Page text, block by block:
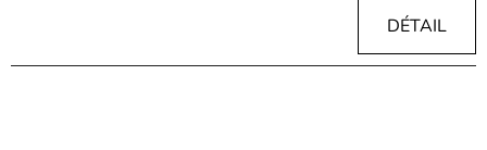
DÉTAIL